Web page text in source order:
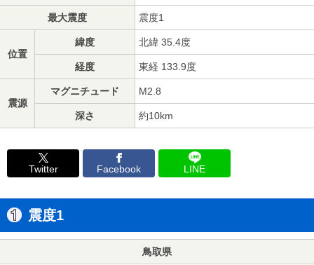
最大震度 震度1
位置
緯度 北緯 35.4度
経度 東経 133.9度
震源
マグニチュード M2.8
深さ 約10km
Twitter Facebook LINE
震度1
鳥取県